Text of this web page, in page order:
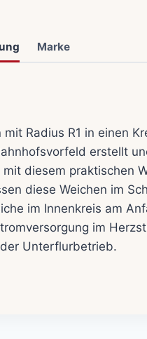
Marke
Radius R1 in einen
erstellt
diesem praktischen
diese Weichen im
im Innenkreis am
im
Unterflurbetrieb.